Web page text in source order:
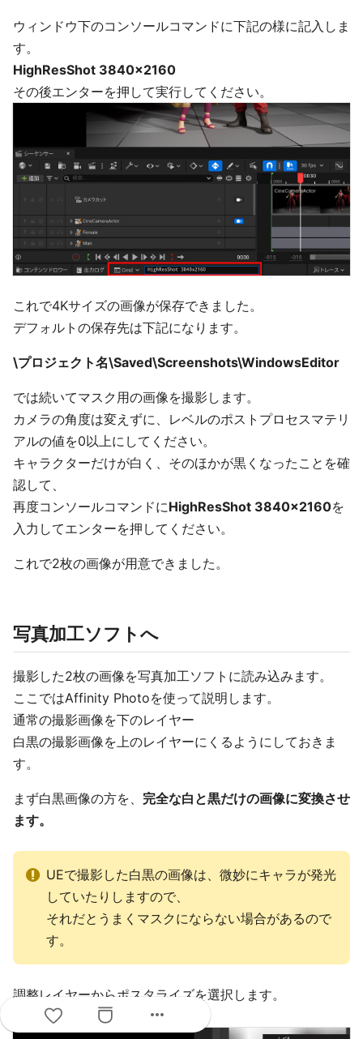
ウィンドウ下のコンソールコマンドに下記の様に記入しま
す。
HighResShot 3840x2160
その後エンターを押して実行してください。
これで4Kサイズの画像が保存できました。
デフォルトの保存先は下記になります。
\プロジェクト名\Saved\Screenshots\WindowsEditor
では続いてマスク用の画像を撮影します。
カメラの角度は変えずに、レベルのポストプロセスマテリ
アルの値を0以上にしてください。
キャラクターだけが白く、そのほかが黒くなったことを確
認して、
再度コンソールコマンドにHighResShot 3840x2160を
入力してエンターを押してください。
これで2枚の画像が用意できました。
写真加工ソフトへ
撮影した2枚の画像を写真加工ソフトに読み込みます。
ここではAffinity Photoを使って説明します。
通常の撮影画像を下のレイヤー
白黒の撮影画像を上のレイヤーにくるようにしておきま
す。
まず白黒画像の方を、 完全な白と黒だけの画像に変換させ
ます。
UEで撮影した白黒の画像は、微妙にキャラが発光
していたりしますので、
それだとうまくマスクにならない場合があるので
す。
調整レイヤーからポスタライズを選択します。
ポスタライズレベルを2にします。
more_horiz